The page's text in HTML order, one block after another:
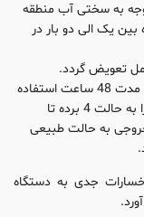
به سختی آب منطقه
یک الی دو بار در
تعویض گردد.
در صورتیکه از دستگاه سختی گیر آب اسپرسو به مدت 48 ساعت استفاده
نشد و آبی در مدار آن به گردش در نیامد ،فلکه را به حالت 4 برده تا
به حالت طبیعی
جدی به دستگاه